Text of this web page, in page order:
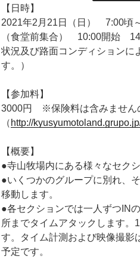
【日時】
2021年2月21日（日） 7:00頃
（食堂前集合） 10:00開始
状況及び路面コンディションに
す。）
【参加料】
3000円 ※保険料は含みません
（ http://
【概要】
●寺山牧場内にある様々なセク
●いくつかのグループに別れ、
移動します。
●各セクションでは一人ずつIN
所までタイムアタックします。
す。タイム計測および映像撮影
予定です。